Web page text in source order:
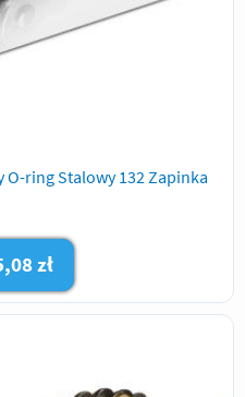
O-ring Stalowy 132 Zapinka
zł